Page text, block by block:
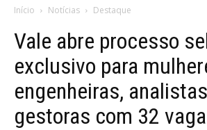
Início Notícias Destaque
Vale abre processo
exclusivo para
engenheiras,
gestoras com 32